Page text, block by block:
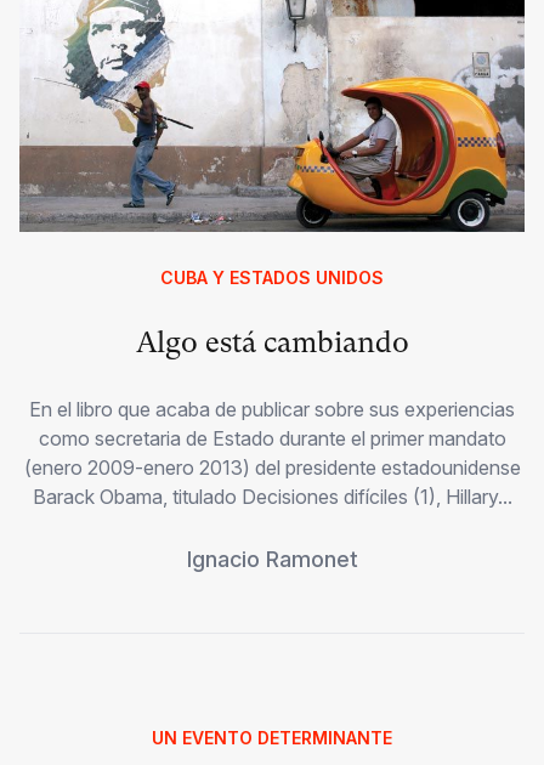
CUBA Y ESTADOS UNIDOS
Algo está cambiando
En el libro que acaba de publicar sobre sus experiencias
como secretaria de Estado durante el primer mandato
(enero 2009-enero 2013) del presidente estadounidense
Barack Obama, titulado Decisiones difíciles (1), Hillary...
Ignacio Ramonet
UN EVENTO DETERMINANTE